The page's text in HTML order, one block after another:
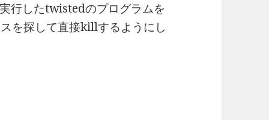
行したtwistedのプログラムを
を探して直接killするようにし